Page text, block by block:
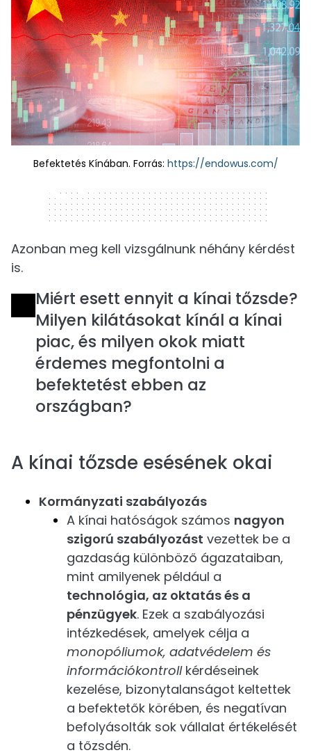
Befektetés Kínában. Forrás: https://endowus.com/
320 x 50
Azonban meg kell vizsgálnunk néhány kérdést
is.
Miért esett ennyit a kínai tőzsde?
Milyen kilátásokat kínál a kínai
piac, és milyen okok miatt
érdemes megfontolni a
befektetést ebben az
országban?
A kínai tőzsde esésének okai
Kormányzati szabályozás
A kínai hatóságok számos nagyon
szigorú szabályozást vezettek be a
gazdaság különböző ágazataiban,
mint amilyenek például a
technológia, az oktatás és a
pénzügyek. Ezek a szabályozási
intézkedések, amelyek célja a
monopóliumok, adatvédelem és
információkontrollkérdéseinek
kezelése, bizonytalanságot keltettek
a befektetők körében, és negatívan
befolyásolták sok vállalat értékelését
a tőzsdén.